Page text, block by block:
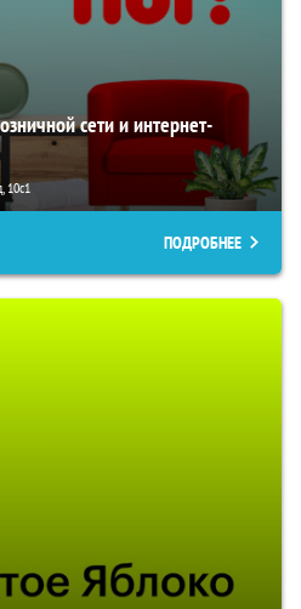
сети и интернет-
10с1
ПОДРОБНЕЕ